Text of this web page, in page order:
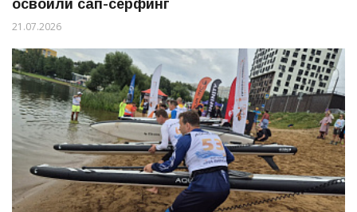
освоили сап-серфинг
21.07.2026